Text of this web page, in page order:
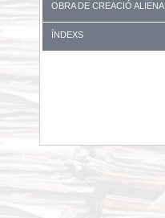
OBRA DE CREACIÓ ALIENA
ÍNDEXS